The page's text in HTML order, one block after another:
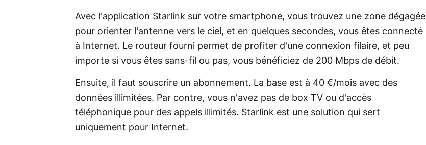
Avec l'application Starlink sur votre smartphone, vous trouvez une zone dégagée
pour orienter l'antenne vers le ciel, et en quelques secondes, vous êtes connecté
à Internet. Le routeur fourni permet de profiter d'une connexion filaire, et peu
importe si vous êtes sans-fil ou pas, vous bénéficiez de 200 Mbps de débit.
Ensuite, il faut souscrire un abonnement. La base est à 40 €/mois avec des
données illimitées. Par contre, vous n'avez pas de box TV ou d'accès
téléphonique pour des appels illimités. Starlink est une solution qui sert
uniquement pour Internet.